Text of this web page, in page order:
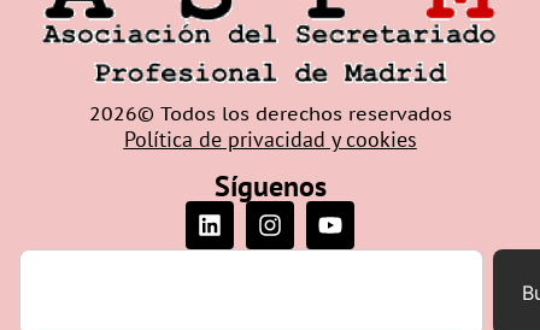
2026© Todos los derechos reservados
Política de privacidad y cookies
Síguenos